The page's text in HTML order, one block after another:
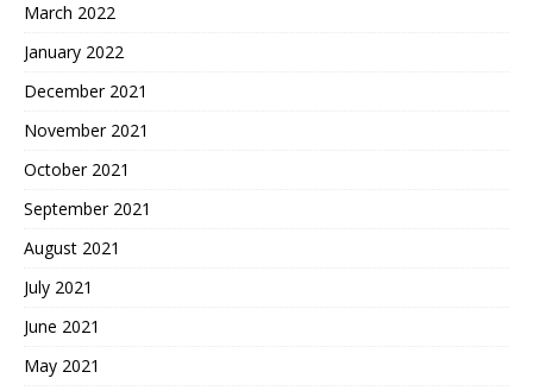
March 2022
January 2022
December 2021
November 2021
October 2021
September 2021
August 2021
July 2021
June 2021
May 2021